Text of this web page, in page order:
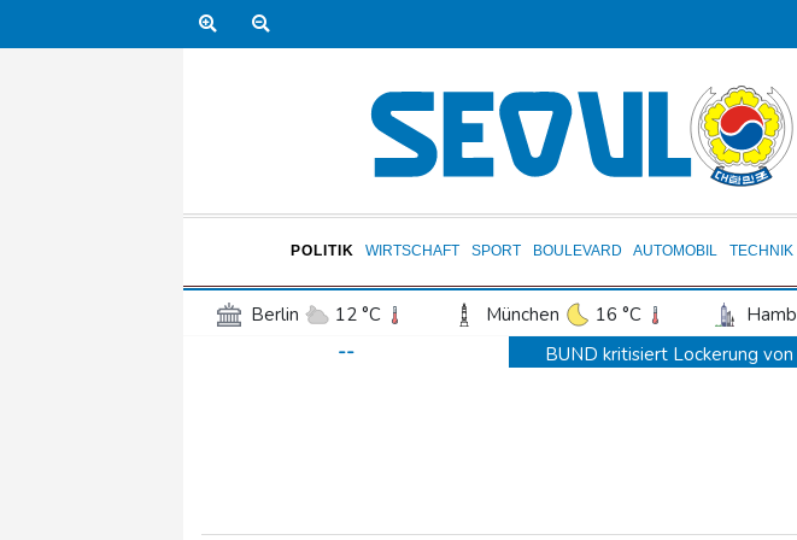
POLITIK WIRTSCHAFT SPORT BOULEVARD AUTOMOBIL TECHNIK
Berlin 12 °C München 16 °C
Frankfurt am Main
Potsdam 13 °C
--
BUND kritisiert Lockerung
BUND kritisiert Lockerung
Trump spricht nach Ballsaal-
Abholzung im Amazonas auf